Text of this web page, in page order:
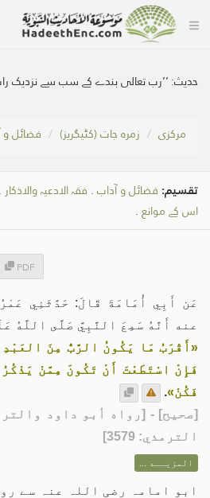
حدیث:’’رب تعالی بندے کے سب سے نزدیک
مرکزی زمرہ جات (کٹیگریز) فضائل و
تقسیم: فضائل و آداب . فقہ الادعیہ والاذکار .
اس کے موانع .
PDF
عَن أَبِي أُمَامَةَ قَالَ: حَدَّثَنِي
عنه أَنَّهُ سَمِعَ النَّبِيَّ صَلَّى اللَّهُ
«أَقْرَبُ مَا يَكُونُ الرَّبُّ مِنَ العَبْدِ
فَإِنْ اسْتَطَعْتَ أَنْ تَكُونَ مِمَّنْ
فَكُنْ».
[صحيح] - [رواه أبو داود
الترمذي: 3579]
المزيــد ...
ابو امامہ رضی اللہ عنہ سے